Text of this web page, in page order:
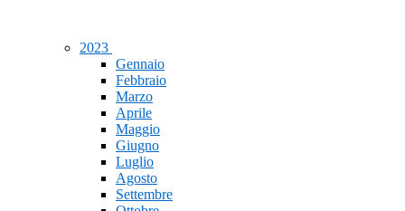
2023
Gennaio
Febbraio
Marzo
Aprile
Maggio
Giugno
Luglio
Agosto
Settembre